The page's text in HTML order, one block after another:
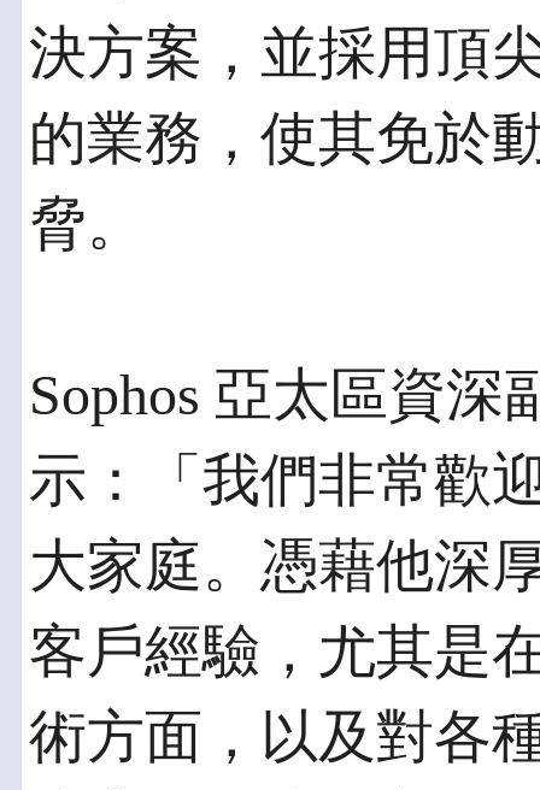
決方案，並採用頂
的業務，使其免於
脅。
Sophos 亞太區資深
示：「我們非常歡
大家庭。憑藉他深
客戶經驗，尤其是
術方面，以及對各